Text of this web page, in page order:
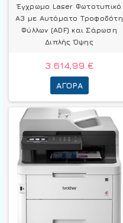
Έγχρωμο Laser Φωτοτυπικό
A3 με Αυτόματο Τροφοδότη
Φύλλων (ADF) και Σάρωση
Διπλής Όψης
3.614,99 €
ΑΓΟΡΆ